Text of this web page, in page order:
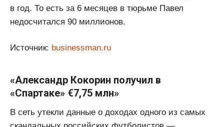
в год. То есть за 6 месяцев в тюрьме Павел
недосчитался 90 миллионов.
Источник: businessman.ru
«Александр Кокорин получил в
«Спартаке» €7,75 млн»
В сеть утекли данные о доходах одного из самых